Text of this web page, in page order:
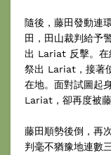
隨後，藤田發動連
田，田山裁判給予
出 Lariat 反擊。在
祭出 Lariat，接著
在地。面對試圖起
Lariat，卻再度被藤
藤田順勢後倒，再
判毫不猶豫地連數